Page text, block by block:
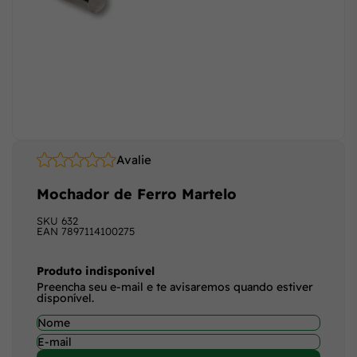
Avalie
SKU 632
EAN 7897114100275
Mochador de Ferro Martelo
Produto indisponível
Preencha seu e-mail e te avisaremos quando estiver
disponível.